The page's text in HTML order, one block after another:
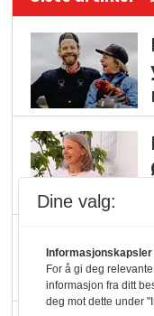
Dine valg:
For å gi deg
informasjon fra ditt
deg mot dette under